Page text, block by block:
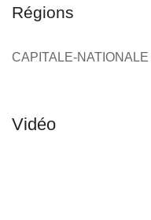
Régions
CAPITALE-NATIONALE